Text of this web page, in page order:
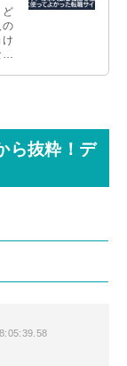
ど
の
ら抜粋！デ